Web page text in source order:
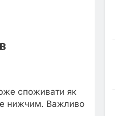
споживати як
нижчим. Важливо